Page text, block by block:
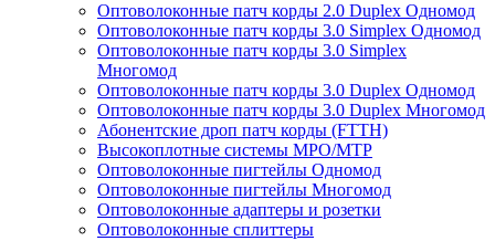
Оптоволоконные патч корды 2.0 Duplex Одномод
Оптоволоконные патч корды 3.0 Simplex Одномод
Оптоволоконные патч корды 3.0 Simplex
Многомод
Оптоволоконные патч корды 3.0 Duplex Одномод
Оптоволоконные патч корды 3.0 Duplex Многомод
Абонентские дроп патч корды (FTTH)
Высокоплотные системы MPO/MTP
Оптоволоконные пигтейлы Одномод
Оптоволоконные пигтейлы Многомод
Оптоволоконные адаптеры и розетки
Оптоволоконные сплиттеры